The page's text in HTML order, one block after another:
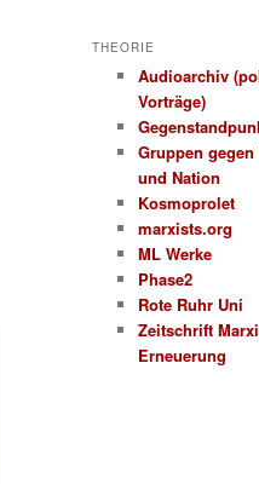
THEORIE
Audioarchiv
Vorträge)
Gruppen gegen
und Nation
Kosmoprolet
marxists.org
ML Werke
Phase2
Rote Ruhr Uni
Zeitschrift
Erneuerung